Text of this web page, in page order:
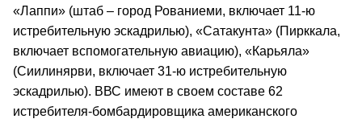
«Лаппи» (штаб – город Рованиеми, включает 11-ю
истребительную эскадрилью), «Сатакунта» (Пирккала,
включает вспомогательную авиацию), «Карьяла»
(Сиилинярви, включает 31-ю истребительную
эскадрилью). ВВС имеют в своем составе 62
истребителя-бомбардировщика американского